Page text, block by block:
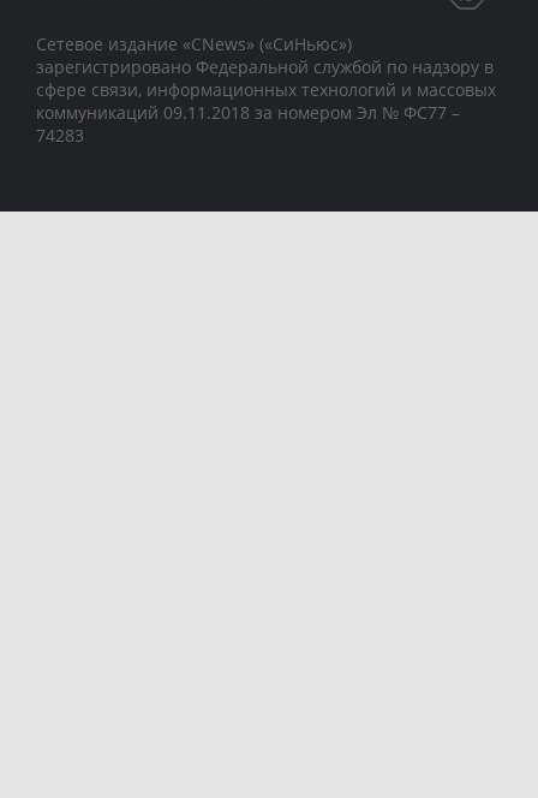
Сетевое издание «CNews» («СиНьюс»)
зарегистрировано Федеральной службой по надзору в
сфере связи, информационных технологий и массовых
коммуникаций 09.11.2018 за номером Эл № ФС77 –
74283